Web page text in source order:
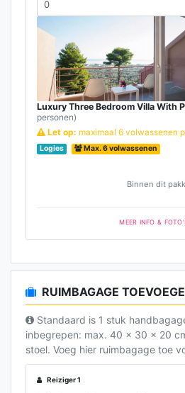
Luxury Three Bedroom Villa With
personen)
Let op: maximaal 6 volwassenen
Logies Max. 6 volwassenen
Binnen dit
MEER INFO &
RUIMBAGAGE
Standaard is 1 stuk
inbegrepen: max. 40 x 30 x 20
stoel. Voeg hier ruimbagage toe
Reiziger 1